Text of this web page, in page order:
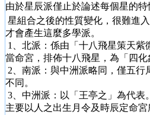
由於星辰派僅止於論述每個星的
星組合之後的性質變化，很難進
才會產生這麼多學派。
1、北派：係由「十八飛星策天紫
當命宮，排佈十八飛星，為「四化
2、南派：與中洲派略同，僅五
不同。
3、中洲派：以「王亭之」為代表
主要以人之出生月令及時辰定命